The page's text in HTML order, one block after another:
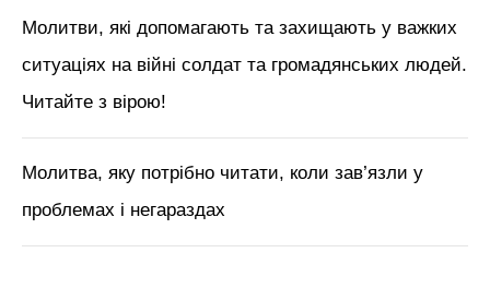
Молитви, які допомагають та захищають у важких
ситуаціях на війні солдат та громадянських людей.
Читайте з вірою!
Молитва, яку потрібно читати, коли зав’язли у
проблемах і негараздах